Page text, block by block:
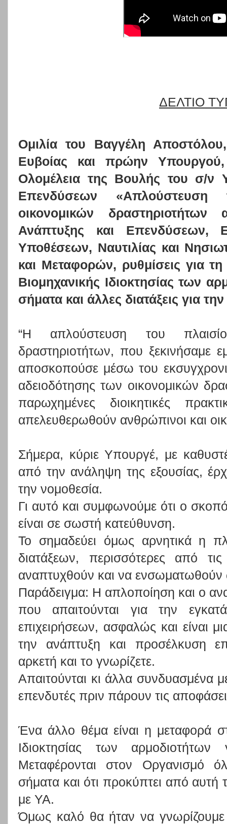
ΔΕΛΤΙΟ
Ομιλία του Βαγγέλη
Ευβοίας και πρώην
Ολομέλεια της Βουλής του σ/ν
Επενδύσεων «Απλούστευση
οικονομικών δραστηριοτήτων
Ανάπτυξης και Επενδύσεων,
Υποθέσεων, Ναυτιλίας και
και Μεταφορών, ρυθμίσεις για
Βιομηχανικής Ιδιοκτησίας των
σήματα και άλλες διατάξεις για
“Η απλούστευση του
δραστηριοτήτων, που ξεκινήσαμε
αποσκοπούσε μέσω του
αδειοδότησης των οικονομικών
παρωχημένες διοικητικές
απελευθερωθούν ανθρώπινοι και
Σήμερα, κύριε Υπουργέ, με
από την ανάληψη της εξουσίας,
την νομοθεσία.
Γι αυτό και συμφωνούμε ότι ο
είναι σε σωστή κατεύθυνση.
Το σημαδεύει όμως αρνητικά η
διατάξεων, περισσότερες από
αναπτυχθούν και να ενσωματωθούν
Παράδειγμα: Η απλοποίηση και ο
που απαιτούνται για την
επιχειρήσεων, ασφαλώς και είναι
την ανάπτυξη και προσέλκυση
αρκετή και το γνωρίζετε.
Απαιτούνται κι άλλα συνδυασμένα
επενδυτές πριν πάρουν τις
Ένα άλλο θέμα είναι η μεταφορά
Ιδιοκτησίας των
Μεταφέρονται στον Οργανισμό
σήματα και ότι προκύπτει από αυτή
με ΥΑ.
Όμως καλό θα ήταν να γνωρίζουμε